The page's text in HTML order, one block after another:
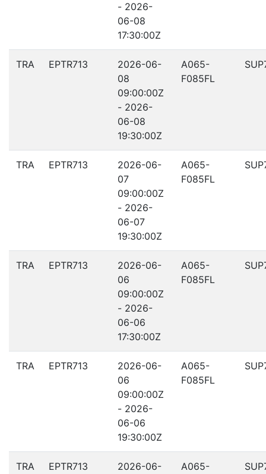
- 2026-
06-08
17:30:00Z
TRA EPTR713
2026-06-
08
09:00:00Z
- 2026-
06-08
19:30:00Z
A065-
F085FL
TRA EPTR713
2026-06-
07
09:00:00Z
- 2026-
06-07
19:30:00Z
A065-
F085FL
TRA EPTR713
2026-06-
06
09:00:00Z
- 2026-
06-06
17:30:00Z
A065-
F085FL
TRA EPTR713
2026-06-
06
09:00:00Z
- 2026-
06-06
19:30:00Z
A065-
F085FL
TRA EPTR713
2026-06-
A065-